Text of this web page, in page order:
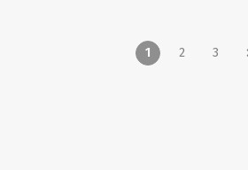
1 2 3